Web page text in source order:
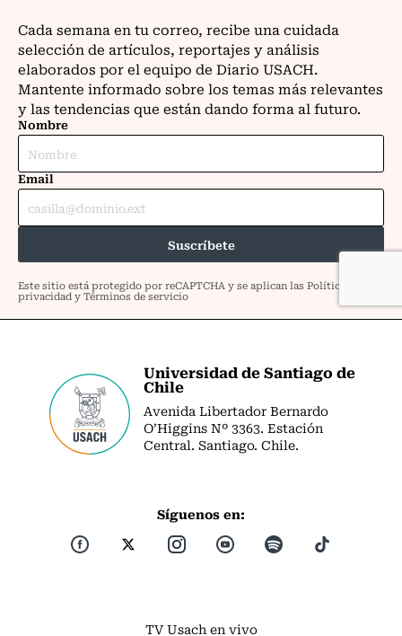
Universidad de Santiago de
Chile
Avenida Libertador Bernardo
O’Higgins Nº 3363. Estación
Central. Santiago. Chile.
Síguenos en:
TV Usach en vivo